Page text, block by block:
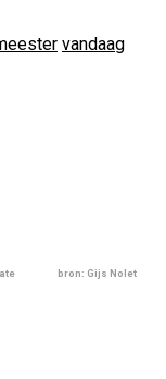
vandaag
bron: Gijs Nolet